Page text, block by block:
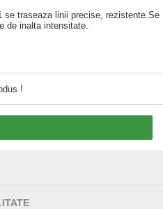
se traseaza linii precise, rezistente.Se
de inalta intensitate.
!